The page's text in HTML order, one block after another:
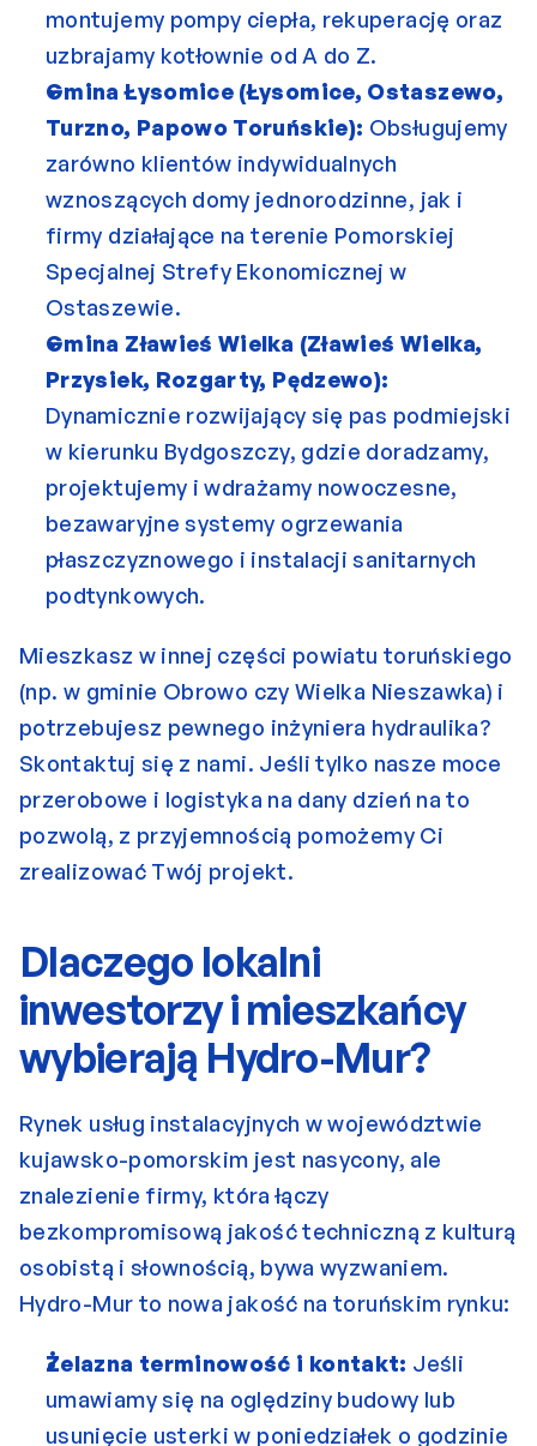
montujemy pompy ciepła, rekuperację oraz
uzbrajamy kotłownie od A do Z.
Gmina Łysomice (Łysomice, Ostaszewo,
Turzno, Papowo Toruńskie): Obsługujemy
zarówno klientów indywidualnych
wznoszących domy jednorodzinne, jak i
firmy działające na terenie Pomorskiej
Specjalnej Strefy Ekonomicznej w
Ostaszewie.
Gmina Zławieś Wielka (Zławieś Wielka,
Przysiek, Rozgarty, Pędzewo):
Dynamicznie rozwijający się pas podmiejski
w kierunku Bydgoszczy, gdzie doradzamy,
projektujemy i wdrażamy nowoczesne,
bezawaryjne systemy ogrzewania
płaszczyznowego i instalacji sanitarnych
podtynkowych.
Mieszkasz w innej części powiatu toruńskiego
(np. w gminie Obrowo czy Wielka Nieszawka) i
potrzebujesz pewnego inżyniera hydraulika?
Skontaktuj się z nami. Jeśli tylko nasze moce
przerobowe i logistyka na dany dzień na to
pozwolą, z przyjemnością pomożemy Ci
zrealizować Twój projekt.
Dlaczego lokalni
inwestorzy i mieszkańcy
wybierają Hydro-Mur?
Rynek usług instalacyjnych w województwie
kujawsko-pomorskim jest nasycony, ale
znalezienie firmy, która łączy
bezkompromisową jakość techniczną z kulturą
osobistą i słownością, bywa wyzwaniem.
Hydro-Mur to nowa jakość na toruńskim rynku:
Żelazna terminowość i kontakt: Jeśli
umawiamy się na oględziny budowy lub
usunięcie usterki w poniedziałek o godzinie